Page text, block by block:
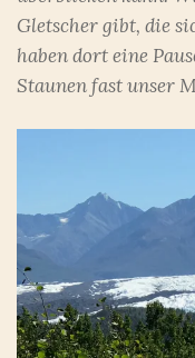
Gletscher gibt, die
haben dort eine
Staunen fast unser